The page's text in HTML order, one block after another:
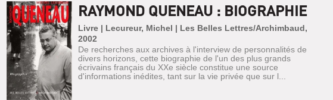
RAYMOND QUENEAU : BIOGRAPHIE
Livre | Lecureur, Michel | Les Belles Lettres/Archimbaud,
2002
De recherches aux archives à l'interview de personnalités de
divers horizons, cette biographie de l'un des plus grands
écrivains français du XXe siècle constitue une source
d'informations inédites, tant sur la vie privée que sur l...